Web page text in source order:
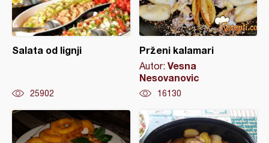
Salata od lignji
25902
Prženi kalamari
Autor: Vesna
Nesovanovic
16130